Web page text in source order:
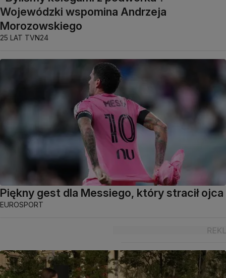
Wojewódzki wspomina Andrzeja
Morozowskiego
25 LAT TVN24
Piękny gest dla Messiego, który stracił ojca
EUROSPORT